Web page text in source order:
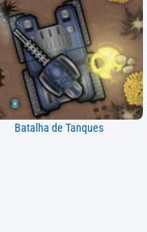
Batalha de Tanques